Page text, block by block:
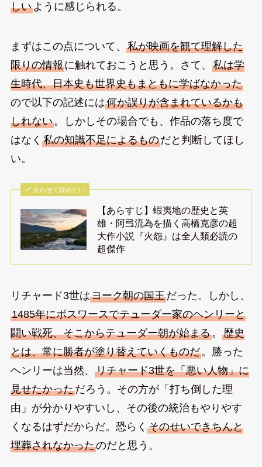
しいように感じられる。
まずはこの点について、 私が映画を観て理解した
限りの情報に触れておこうと思う。さて、 私は学
生時代、日本史も世界史もまともに学ばなかった
ので以下の記述には何か誤りが含まれているかも
しれない。しかしその場合でも、作品の落ち度で
はなく 私の知識不足によるものだと判断してほし
い。
あわせて読みたい
【あらすじ】蝦夷地の歴史と英
雄・阿弖流為を描く高橋克彦の超
大作小説『火怨』は全人類必読の
超傑作
リチャード3世はヨーク朝の国王だった。しかし、
1485年にボスワースでテューダー家のヘンリーと
闘い戦死、そこからテューダー朝が始まる。 歴史
とは、常に勝者が塗り替えていくものだ。勝った
ヘンリーは当然、 リチャード3世を「悪い人物」に
見せたかっただろう。その方が「打ち倒した理
由」が分かりやすいし、その後の統治もやりやす
くなるはずだからだ。恐らく そのせいできちんと
埋葬されなかったのだと思う。